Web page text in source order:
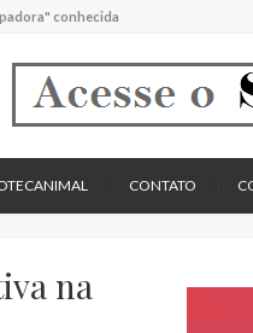
de teia para capturar formigas
CONTATO
na